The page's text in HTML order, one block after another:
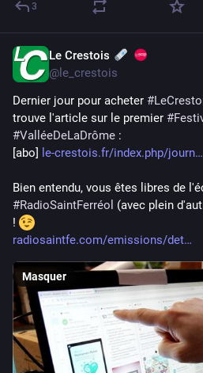
3
Le Crestois
@ le_crestois
Dernier jour pour acheter #
trouve l'article sur le premier #
#ValléeDeLaDrôme :
[abo] le-crestois.fr/index.php/journ
#RadioSaintFerréol (avec plein
!
radiosaintfe.com/emissions/det
Masquer